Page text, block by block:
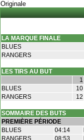
Originale
LA MARQUE FINALE
BLUES
RANGERS
LES TIRS AU BUT
1
BLUES
10
RANGERS
12
SOMMAIRE DES BUTS
PREMIÈRE PÉRIODE
BLUES
04:14
RANGERS
08:53